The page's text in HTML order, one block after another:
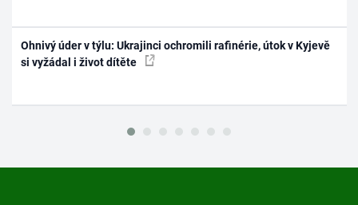
Ohnivý úder v týlu: Ukrajinci ochromili rafinérie, útok v Kyjevě
si vyžádal i život dítěte